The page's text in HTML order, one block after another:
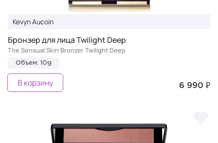
Kevyn Aucoin
Бронзер для лица Twilight Deep
The Sensual Skin Bronzer Twilight Deep
Объем: 10g
6 990 ₽
В корзину